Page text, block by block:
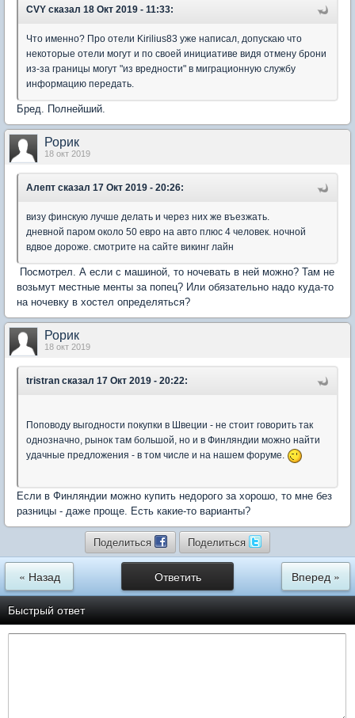
CVY сказал 18 Окт 2019 - 11:33:
Что именно? Про отели Kirilius83 уже написал, допускаю что
некоторые отели могут и по своей инициативе видя отмену брони
из-за границы могут "из вредности" в миграционную службу
информацию передать.
Бред. Полнейший.
Рорик
18 окт 2019
Алепт сказал 17 Окт 2019 - 20:26:
визу финскую лучше делать и через них же въезжать.
дневной паром около 50 евро на авто плюс 4 человек. ночной
вдвое дороже. смотрите на сайте викинг лайн
Посмотрел. А если с машиной, то ночевать в ней можно? Там не
возьмут местные менты за попец? Или обязательно надо куда-то
на ночевку в хостел определяться?
Рорик
18 окт 2019
tristran сказал 17 Окт 2019 - 20:22:
Поповоду выгодности покупки в Швеции - не стоит говорить так
однозначно, рынок там большой, но и в Финляндии можно найти
удачные предложения - в том числе и на нашем форуме.
Если в Финляндии можно купить недорого за хорошо, то мне без
разницы - даже проще. Есть какие-то варианты?
Поделиться Поделиться
Ответить
« Назад Вперед »
Быстрый ответ